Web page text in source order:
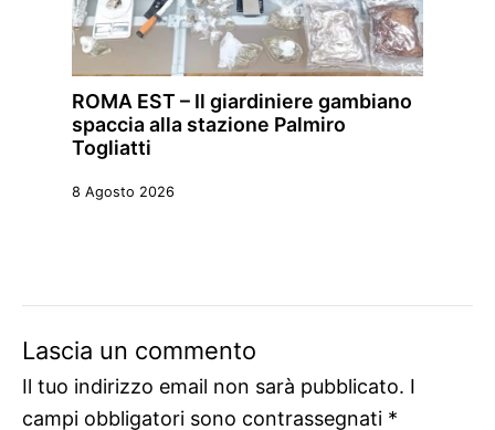
ROMA EST – Il giardiniere gambiano
spaccia alla stazione Palmiro
Togliatti
8 Agosto 2026
Lascia un commento
Il tuo indirizzo email non sarà pubblicato. I
campi obbligatori sono contrassegnati *